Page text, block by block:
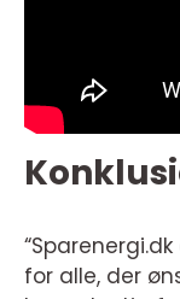
for alle, der